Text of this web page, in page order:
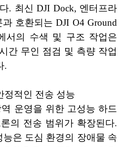
. 최신 DJI Dock, 엔터프라
호환되는 DJI O4 Ground
서의 수색 및 구조 작업은
간 무인 점검 및 측량 작업
.
정적인 전송 성능
운영을 위한 고성능 하드
의 전송 범위가 확장된다.
은 도심 환경의 장애물 속